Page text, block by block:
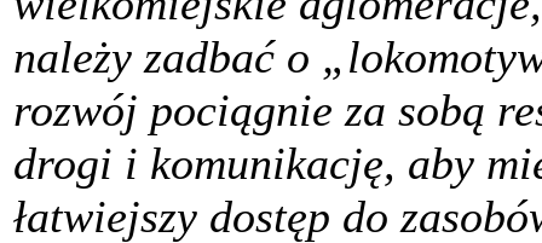
należy zadbać o
rozwój pociągnie za sobą
drogi i komunikację, aby
łatwiejszy dostęp do